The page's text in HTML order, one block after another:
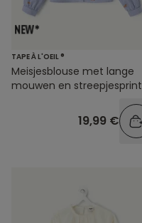
TAPE À L'OEIL ®
Meisjesblouse met lange
mouwen en streepjesprint
19,99 €